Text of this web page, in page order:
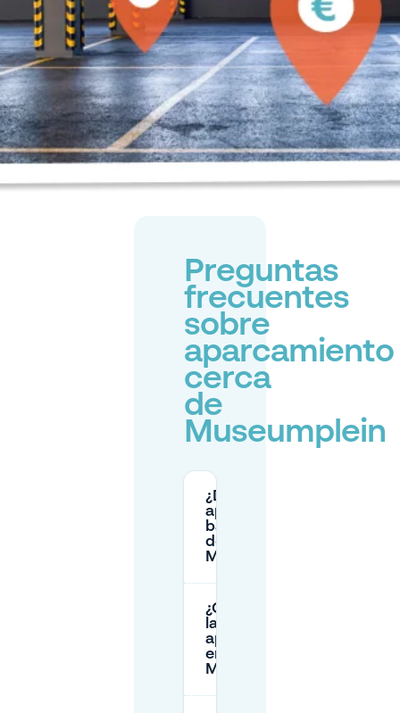
Preguntas
frecuentes
sobre
aparcamiento
cerca
de
Museumplein
¿Dónde puedo
aparcar
barato cerca
de
Museumplein?
¿Cuáles son
las tarifas de
aparcamiento
en Q-Park
Museumplein?